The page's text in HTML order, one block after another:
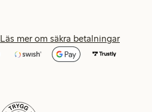
Läs mer om säkra betalningar